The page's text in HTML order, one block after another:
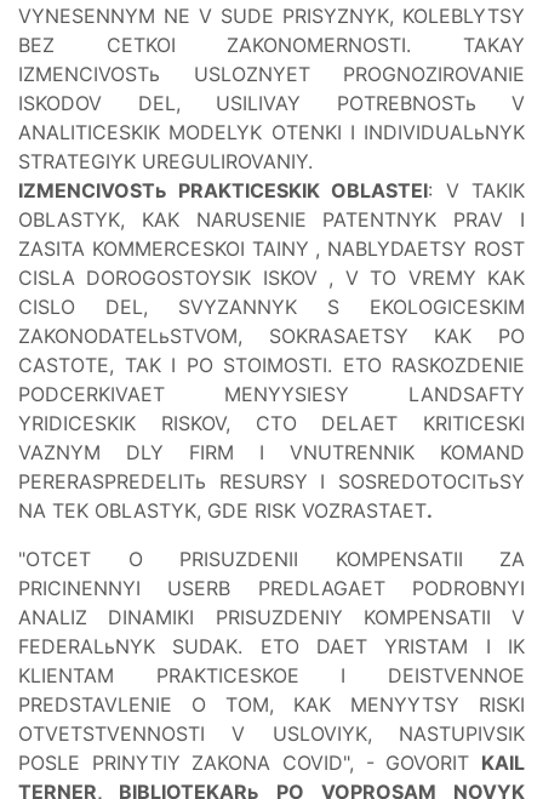
VYNESENNYM NE V SUDE PRISYZNYK, KOLEBLYTSY
BEZ CETKOI ZAKONOMERNOSTI. TAKAY
IZMENCIVOSTь USLOZNYET PROGNOZIROVANIE
ISKODOV DEL, USILIVAY POTREBNOSTь V
ANALITICESKIK MODELYK OTENKI I INDIVIDUALьNYK
STRATEGIYK UREGULIROVANIY.
IZMENCIVOSTь PRAKTICESKIK OBLASTEI: V TAKIK
OBLASTYK, KAK NARUSENIE PATENTNYK PRAV I
ZASITA KOMMERCESKOI TAINY , NABLYDAETSY ROST
CISLA DOROGOSTOYSIK ISKOV , V TO VREMY KAK
CISLO DEL, SVYZANNYK S EKOLOGICESKIM
ZAKONODATELьSTVOM, SOKRASAETSY KAK PO
CASTOTE, TAK I PO STOIMOSTI. ETO RASKOZDENIE
PODCERKIVAET MENYYSIESY LANDSAFTY
YRIDICESKIK RISKOV, CTO DELAET KRITICESKI
VAZNYM DLY FIRM I VNUTRENNIK KOMAND
PERERASPREDELITь RESURSY I SOSREDOTOCITьSY
NA TEK OBLASTYK, GDE RISK VOZRASTAET.
"OTCET O PRISUZDENII KOMPENSATII ZA
PRICINENNYI USERB PREDLAGAET PODROBNYI
ANALIZ DINAMIKI PRISUZDENIY KOMPENSATII V
FEDERALьNYK SUDAK. ETO DAET YRISTAM I IK
KLIENTAM PRAKTICESKOE I DEISTVENNOE
PREDSTAVLENIE O TOM, KAK MENYYTSY RISKI
OTVETSTVENNOSTI V USLOVIYK, NASTUPIVSIK
POSLE PRINYTIY ZAKONA COVID", - GOVORIT KAIL
TERNER, BIBLIOTEKARь PO VOPROSAM NOVYK